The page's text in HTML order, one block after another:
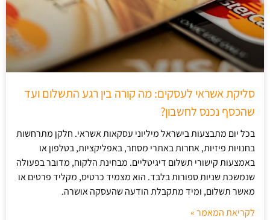
סליקת אשראי לעסקים: מה קורה בין רגע התשלום ועד
שהכסף נכנס לחשבון?
בכל יום מתבצעות בישראל מיליוני עסקאות אשראי. חלקן מתרחשות
בחנויות פיזיות, אחרות באתרי מסחר, באפליקציות, בטלפון או
באמצעות קישורי תשלום דיגיטליים. מבחינת הלקוח, מדובר בפעולה
שנמשכת שניות ספורות בלבד. הוא מצמיד כרטיס, מקליד פרטים או
מאשר תשלום, ומיד מתקבלת הודעה שהעסקה אושרה.
לקריאת המאמר »